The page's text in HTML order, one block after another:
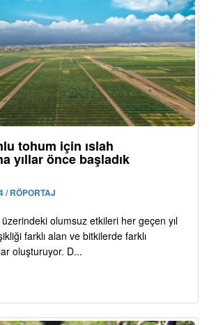
tohum için ıslah
yıllar önce başladık
/ RÖPORTAJ
olumsuz etkileri her geçen yıl
farklı alan ve bitkilerde farklı
oluşturuyor. D...